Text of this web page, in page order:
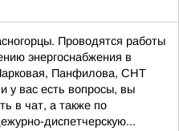
Проводятся работы
энергоснабжения в
Панфилова, СНТ
у вас есть вопросы, вы
в чат, а также по
диспетчерскую...